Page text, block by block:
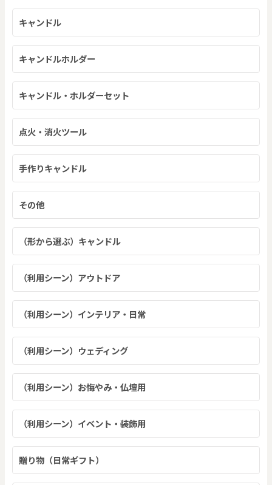
キャンドル
キャンドルホルダー
キャンドル・ホルダーセット
点火・消火ツール
手作りキャンドル
その他
（形から選ぶ）キャンドル
（利用シーン）アウトドア
（利用シーン）インテリア・日常
（利用シーン）ウェディング
（利用シーン）お悔やみ・仏壇用
（利用シーン）イベント・装飾用
贈り物（日常ギフト）